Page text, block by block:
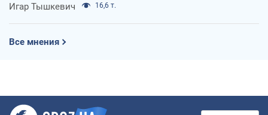
Игар Тышкевич 16,6 т.
Все мнения